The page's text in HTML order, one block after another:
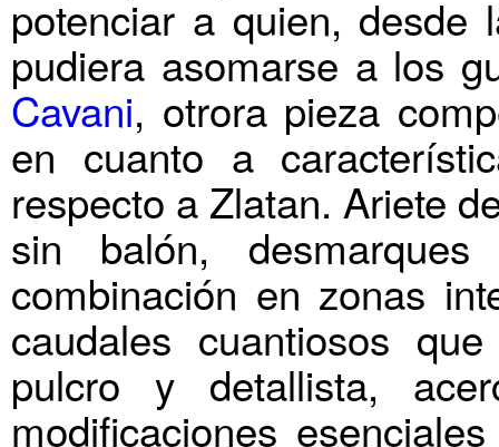
potenciar a quien, desde
pudiera asomarse a los
Cavani, otrora pieza
en cuanto a
respecto a Zlatan. Ariete
sin balón,
combinación en zonas
caudales cuantiosos
pulcro y detallista,
modificaciones